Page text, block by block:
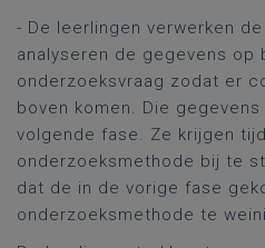
- De leerlingen verwerken
analyseren de gegevens op
onderzoeksvraag zodat er
boven komen. Die
volgende fase. Ze krijgen
onderzoeksmethode bij te
dat de in de vorige fase
onderzoeksmethode te